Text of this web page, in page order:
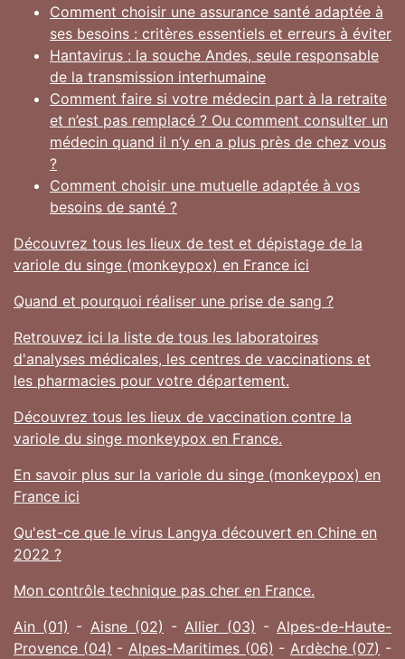
Comment choisir une assurance santé adaptée à
ses besoins : critères essentiels et erreurs à éviter
Hantavirus : la souche Andes, seule responsable
de la transmission interhumaine
Comment faire si votre médecin part à la retraite
et n’est pas remplacé ? Ou comment consulter un
médecin quand il n’y en a plus près de chez vous
?
Comment choisir une mutuelle adaptée à vos
besoins de santé ?
Découvrez tous les lieux de test et dépistage de la
variole du singe (monkeypox) en France ici
Quand et pourquoi réaliser une prise de sang ?
Retrouvez ici la liste de tous les laboratoires
d'analyses médicales, les centres de vaccinations et
les pharmacies pour votre département.
Découvrez tous les lieux de vaccination contre la
variole du singe monkeypox en France.
En savoir plus sur la variole du singe (monkeypox) en
France ici
Qu'est-ce que le virus Langya découvert en Chine en
2022 ?
Mon contrôle technique pas cher en France.
Ain (01) - Aisne (02) - Allier (03) - Alpes-de-Haute-
Provence (04) - Alpes-Maritimes (06) - Ardèche (07) -